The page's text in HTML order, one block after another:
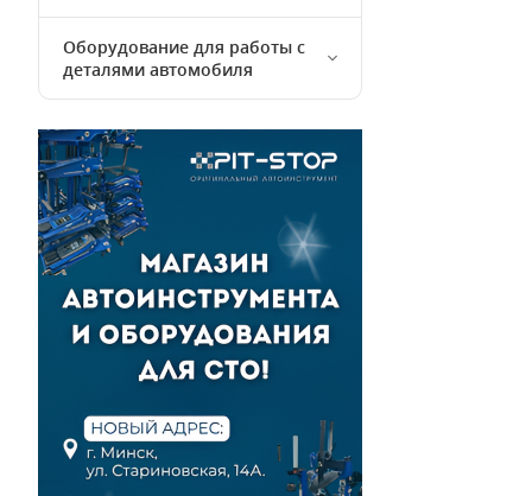
Оборудование для работы с
деталями автомобиля